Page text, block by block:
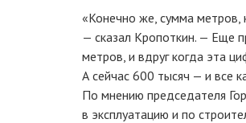
«Конечно же, сумма
— сказал Кропоткин. — Еще
метров, и вдруг когда эта
А сейчас 600 тысяч — и все
По мнению председателя
в эксплуатацию и по